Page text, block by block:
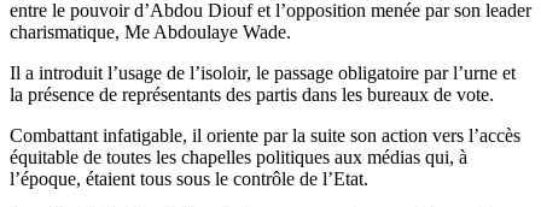
entre le pouvoir d’Abdou Diouf et l’opposition menée par son leader
charismatique, Me Abdoulaye Wade.
Il a introduit l’usage de l’isoloir, le passage obligatoire par l’urne et
la présence de représentants des partis dans les bureaux de vote.
Combattant infatigable, il oriente par la suite son action vers l’accès
équitable de toutes les chapelles politiques aux médias qui, à
l’époque, étaient tous sous le contrôle de l’Etat.